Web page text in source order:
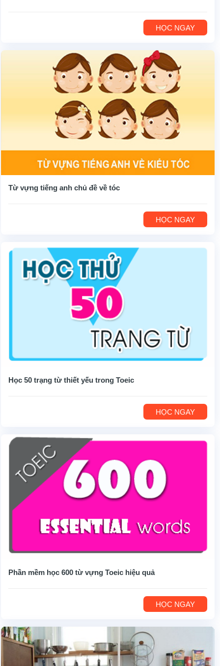
HỌC NGAY
Từ vựng tiếng anh chủ đề về tóc
HỌC NGAY
Học 50 trạng từ thiết yếu trong Toeic
HỌC NGAY
Phần mềm học 600 từ vựng Toeic hiệu quả
HỌC NGAY